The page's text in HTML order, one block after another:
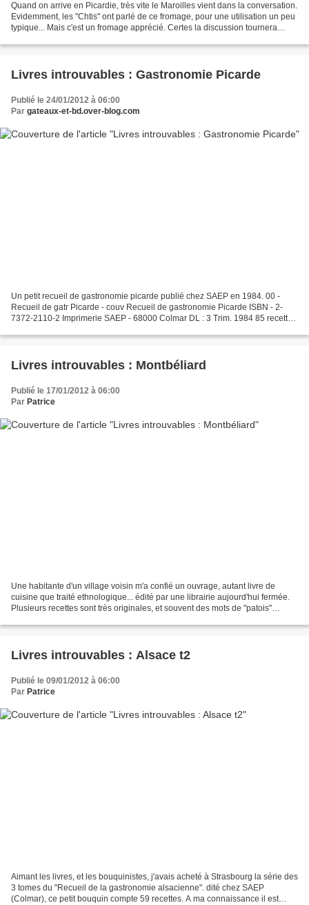
Quand on arrive en Picardie, très vite le Maroilles vient dans la conversation.
Evidemment, les "Chtis" ont parlé de ce fromage, pour une utilisation un peu
typique... Mais c'est un fromage apprécié. Certes la discussion tournera
Livres introuvables : Gastronomie Picarde
Publié le 24/01/2012 à 06:00
Par gateaux-et-bd.over-blog.com
Un petit recueil de gastronomie picarde publié chez SAEP en 1984. 00 -
Recueil de gatr Picarde - couv Recueil de gastronomie Picarde ISBN - 2-
7372-2110-2 Imprimerie SAEP - 68000 Colmar DL : 3 Trim. 1984 85 recettes
Livres introuvables : Montbéliard
Publié le 17/01/2012 à 06:00
Par Patrice
Une habitante d'un village voisin m'a confié un ouvrage, autant livre de
cuisine que traité ethnologique... édité par une librairie aujourd'hui fermée.
Plusieurs recettes sont très originales, et souvent des mots de "patois"
Livres introuvables : Alsace t2
Publié le 09/01/2012 à 06:00
Par Patrice
Aimant les livres, et les bouquinistes, j'avais acheté à Strasbourg la série des
3 tomes du "Recueil de la gastronomie alsacienne". dité chez SAEP
(Colmar), ce petit bouquin compte 59 recettes. A ma connaissance il est